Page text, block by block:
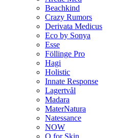
Beachkind
Crazy Rumors
Derivata Medicus
Eco by Sonya
Esse
Föllinge Pro
Hagi
Holistic
Innate Response
Lagertvål
Madara
MaterNatura
Natessance
NOW
Q for Skin